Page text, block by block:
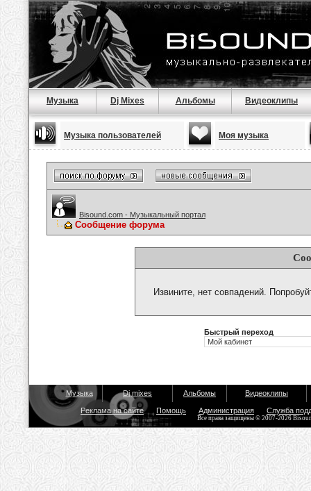
Музыка Dj Mixes Альбомы Видеоклипы
Музыка пользователей Моя музыка
Bisound.com - Музыкальный портал
Сообщение форума
Извините, нет совпадений.
Быстрый переход
Музыка Dj mixes Альбомы Видеоклипы
Реклама на сайте Помощь Администрация Служба
Все права защищены © 2007-2026